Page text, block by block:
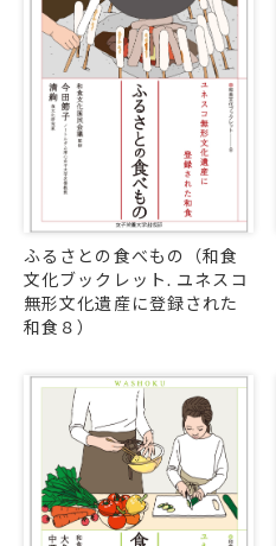
ふるさとの食べもの（和食
文化ブックレット. ユネスコ
無形文化遺産に登録された
和食８）